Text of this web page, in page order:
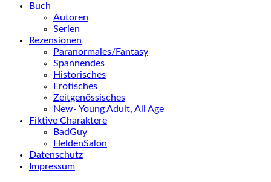
Buch
Autoren
Serien
Rezensionen
Paranormales/Fantasy
Spannendes
Historisches
Erotisches
Zeitgenössisches
New- Young Adult, All Age
Fiktive Charaktere
BadGuy
HeldenSalon
Datenschutz
Impressum